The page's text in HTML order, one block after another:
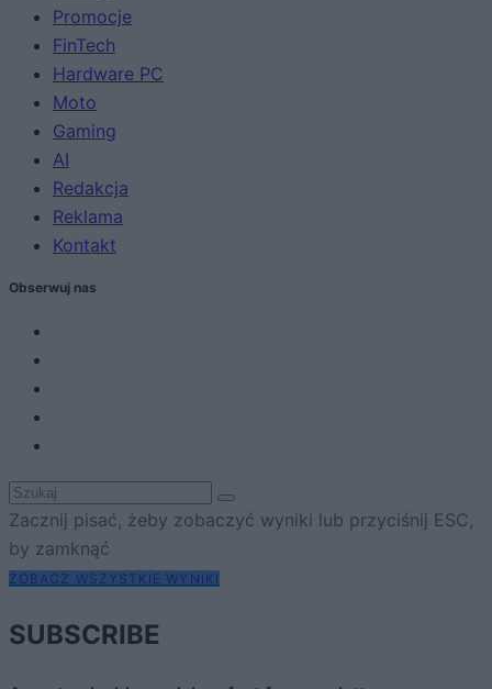
Promocje
FinTech
Hardware PC
Moto
Gaming
AI
Redakcja
Reklama
Kontakt
Obserwuj nas
Zacznij pisać, żeby zobaczyć wyniki lub przyciśnij ESC,
by zamknąć
ZOBACZ WSZYSTKIE WYNIKI
SUBSCRIBE